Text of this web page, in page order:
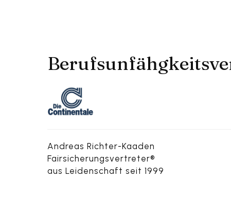
Andreas Richter-Kaaden
Fairsicherungsvertreter®
aus Leidenschaft seit 1999